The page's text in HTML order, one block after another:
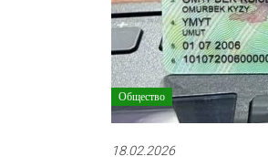
Общество
18.02.2026